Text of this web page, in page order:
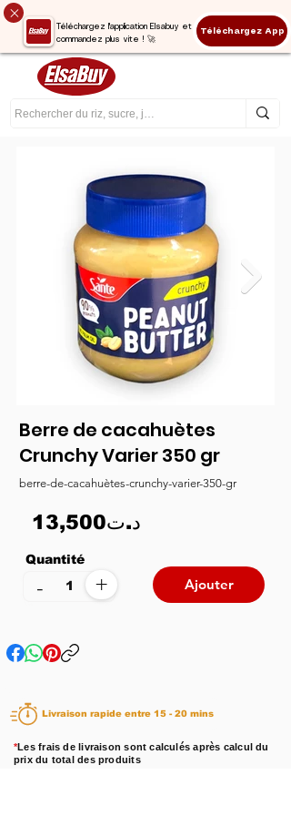
Téléchargez l'application Elsabuy et
commandez plus vite ! 🚀
Téléchargez App
Berre de cacahuètes
Crunchy Varier 350 gr
berre-de-cacahuètes-crunchy-varier-350-gr
13,500د.ت
Quantité
+
- Ajouter
Livraison rapide entre 15 - 20 mins
*Les frais de livraison sont calculés après calcul du
prix du total des produits